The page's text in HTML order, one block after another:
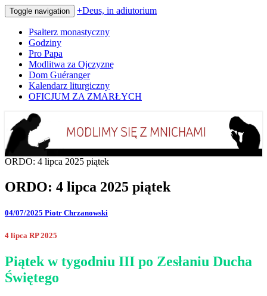
Toggle navigation +Deus, in adiutorium
Psałterz monastyczny
Godziny
Pro Papa
Modlitwa za Ojczyznę
Dom Guéranger
Kalendarz liturgiczny
OFICJUM ZA ZMARŁYCH
+Deus, in adiutorium
Codziennie modlimy się z mnichami
ORDO: 4 lipca 2025 piątek
ORDO: 4 lipca 2025 piątek
04/07/2025 Piotr Chrzanowski
4 lipca RP 2025
Piątek w tygodniu III po Zesłaniu Ducha
Świętego